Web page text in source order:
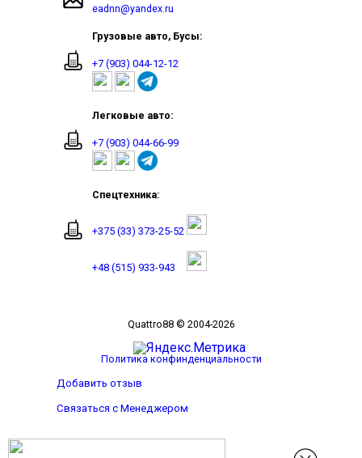
eadnn@yandex.ru
Грузовые авто, Бусы:
+7 (903) 044-12-12
Легковые авто:
+7 (903) 044-66-99
Спецтехника:
+375 (33) 373-25-52
+48 (515) 933-943
Quattro88 © 2004-2026
Политика конфинденциальности
Добавить отзыв
Связаться с Менеджером